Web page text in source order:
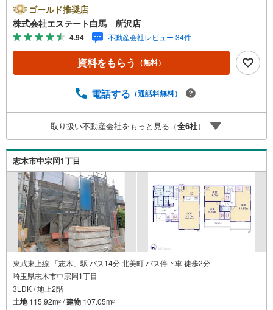
や学費等も含めてシミュレーションをご提案できます2.物
件情報が豊富所沢市を中心にたくさんの情報をご用意して
おります。インターネット広告前の物件も多数取り揃えて
おります。お客様のご希望エリアをお申し付けください。
3.自社グループでリフォーム、新築請負所沢店の3階はリフ
ォーム、注文建築部門の相談スペースです。一級建築士を
て、リフォームや注文建築についてご相談頂けます4.年中
～19:00 この時間はお電話でのお問合わせがスムーズです
5.お子様連れでおこしくださいキッズスペース、授乳室、
オムツ替えベッド、アンパンマンジュースをご用意してお
ります。ご見学ご希望の方は、右上の“室内・現地を見学す
る（無料）をボタンからご予約ください。
ゴールド推奨店
株式会社エステート白馬 所沢店
4.94 不動産会社レビュー 34件
資料をもらう （無料）
電話する （通話料無料）
取り扱い不動産会社をもっと見る（全6社）
志木市中宗岡1丁目
東武東上線 「志木」駅 バス14分 北美町 バス停下車 徒歩2分
埼玉県志木市中宗岡1丁目
3LDK / 地上2階
土地115.92m2 /建物 107.05m2